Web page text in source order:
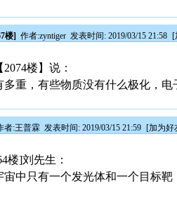
楼] 作者:zyntiger 发表时间: 2019/03/15 21:58 [
2074楼】说：
多重，有些物质没有什么极化，
者:王普霖 发表时间: 2019/03/15 21:59 [加为好
楼]刘先生：
宙中只有一个发光体和一个目标